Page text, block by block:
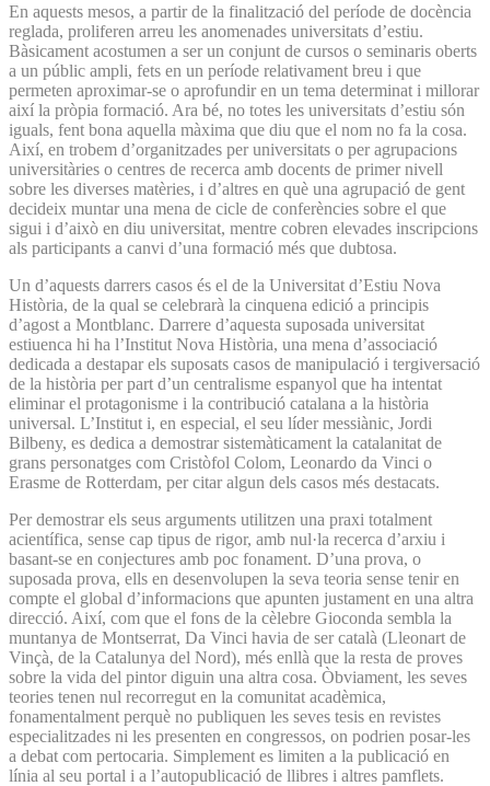
En aquests mesos, a partir de la finalització del període de docència
reglada, proliferen arreu les anomenades universitats d’estiu.
Bàsicament acostumen a ser un conjunt de cursos o seminaris oberts
a un públic ampli, fets en un període relativament breu i que
permeten aproximar-se o aprofundir en un tema determinat i millorar
així la pròpia formació. Ara bé, no totes les universitats d’estiu són
iguals, fent bona aquella màxima que diu que el nom no fa la cosa.
Així, en trobem d’organitzades per universitats o per agrupacions
universitàries o centres de recerca amb docents de primer nivell
sobre les diverses matèries, i d’altres en què una agrupació de gent
decideix muntar una mena de cicle de conferències sobre el que
sigui i d’això en diu universitat, mentre cobren elevades inscripcions
als participants a canvi d’una formació més que dubtosa.
Un d’aquests darrers casos és el de la Universitat d’Estiu Nova
Història, de la qual se celebrarà la cinquena edició a principis
d’agost a Montblanc. Darrere d’aquesta suposada universitat
estiuenca hi ha l’Institut Nova Història, una mena d’associació
dedicada a destapar els suposats casos de manipulació i tergiversació
de la història per part d’un centralisme espanyol que ha intentat
eliminar el protagonisme i la contribució catalana a la història
universal. L’Institut i, en especial, el seu líder messiànic, Jordi
Bilbeny, es dedica a demostrar sistemàticament la catalanitat de
grans personatges com Cristòfol Colom, Leonardo da Vinci o
Erasme de Rotterdam, per citar algun dels casos més destacats.
Per demostrar els seus arguments utilitzen una praxi totalment
acientífica, sense cap tipus de rigor, amb nul·la recerca d’arxiu i
basant-se en conjectures amb poc fonament. D’una prova, o
suposada prova, ells en desenvolupen la seva teoria sense tenir en
compte el global d’informacions que apunten justament en una altra
direcció. Així, com que el fons de la cèlebre Gioconda sembla la
muntanya de Montserrat, Da Vinci havia de ser català (Lleonart de
Vinçà, de la Catalunya del Nord), més enllà que la resta de proves
sobre la vida del pintor diguin una altra cosa. Òbviament, les seves
teories tenen nul recorregut en la comunitat acadèmica,
fonamentalment perquè no publiquen les seves tesis en revistes
especialitzades ni les presenten en congressos, on podrien posar-les
a debat com pertocaria. Simplement es limiten a la publicació en
línia al seu portal i a l’autopublicació de llibres i altres pamflets.